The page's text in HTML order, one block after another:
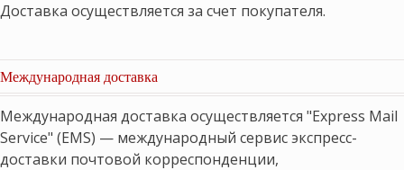
Доставка осуществляется за счет покупателя.
Международная доставка
Международная доставка осуществляется "Express Mail
Service" (EMS) — международный сервис экспресс-
доставки почтовой корреспонденции,